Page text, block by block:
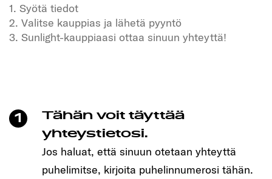
1. Syötä tiedot
2. Valitse kauppias ja lähetä pyyntö
3. Sunlight-kauppiaasi ottaa sinuun yhteyttä!
Niin yksinkertaista se on:
1. Syötä tiedot
2. Valitse kauppias ja lähetä pyyntö
1
Tähän voit täyttää
yhteystietosi.
Jos haluat, että sinuun otetaan yhteyttä
puhelimitse, kirjoita puhelinnumerosi tähän.